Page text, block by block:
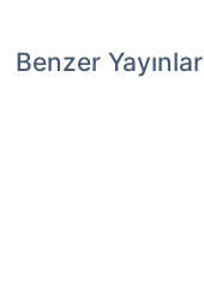
Benzer Yayınlar